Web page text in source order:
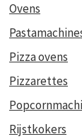
Ovens
Pizza ovens
Pizzarettes
Rijstkokers